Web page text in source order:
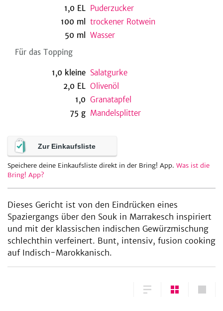
1,0 EL Puderzucker
100 ml
trockener Rotwein
50 ml
Wasser
Für das Topping
1,0 kleine Salatgurke
2,0 EL Olivenöl
1,0 Granatapfel
75 g Mandelsplitter
Zur Einkaufsliste
Speichere deine Einkaufsliste direkt in der Bring! App. Was ist die
Bring! App?
Dieses Gericht ist von den Eindrücken eines
Spaziergangs über den Souk in Marrakesch inspiriert
und mit der klassischen indischen Gewürzmischung
schlechthin verfeinert. Bunt, intensiv, fusion cooking
auf Indisch-Marokkanisch.